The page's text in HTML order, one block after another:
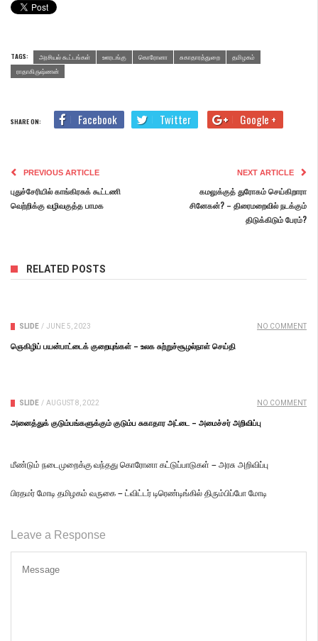
TAGS: அரசியல் கூட்டங்கள் ஊரடங்கு கொரோனா சுகாதாரத்துறை
தமிழகம்
ராதாகிருஷ்ணன்
SHARE ON: Facebook Twitter Google +
PREVIOUS ARTICLE
புதுச்சேரியில் காங்கிரசுக் கூட்டணி
வெற்றிக்கு வழிவகுத்த பாமக
NEXT ARTICLE
கமலுக்குத் துரோகம் செய்கிறாரா
சினேகன்? – திரைமறைவில் நடக்கும்
திடுக்கிடும் பேரம்?
RELATED POSTS
SLIDE / JUNE 5, 2023 NO COMMENT
ஞெகிழிப் பயன்பாட்டைக் குறையுங்கள் – உலக சுற்றுச்சூழல்நாள் செய்தி
SLIDE / AUGUST 8, 2022 NO COMMENT
அனைத்துக் குடும்பங்களுக்கும் குடும்ப சுகாதார அட்டை – அமைச்சர் அறிவிப்பு
மீண்டும் நடைமுறைக்கு வந்தது கொரோனா கட்டுப்பாடுகள் – அரசு அறிவிப்பு
பிரதமர் மோடி தமிழகம் வருகை – ட்விட்டர் டிரெண்டிங்கில் திரும்பிப்போ மோடி
Leave a Response